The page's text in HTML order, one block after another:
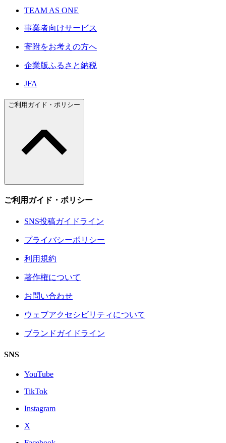
TEAM AS ONE
事業者向けサービス
寄附をお考えの方へ
企業版ふるさと納税
JFA
ご利用ガイド・ポリシー
ご利用ガイド・ポリシー
SNS投稿ガイドライン
プライバシーポリシー
利用規約
著作権について
お問い合わせ
ウェブアクセシビリティについて
ブランドガイドライン
SNS
YouTube
TikTok
Instagram
X